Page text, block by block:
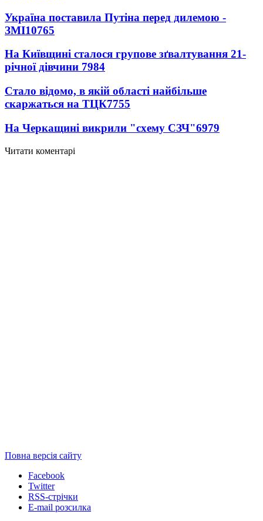
Україна поставила Путіна перед дилемою -
ЗМІ10765
На Київщині сталося групове зґвалтування 21-
річної дівчини 7984
Стало відомо, в якій області найбільше
скаржаться на ТЦК7755
На Черкащині викрили "схему СЗЧ"6979
Читати коментарі
Повна версія сайту
Facebook
Twitter
RSS-стрічки
E-mail розсилка